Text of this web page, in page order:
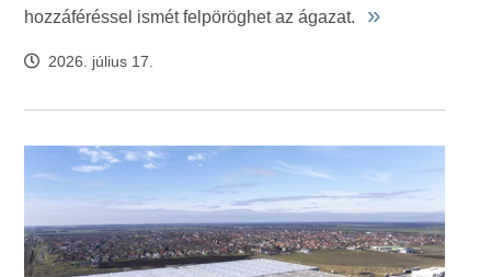
hozzáféréssel ismét felpöröghet az ágazat.
»
2026. július 17.